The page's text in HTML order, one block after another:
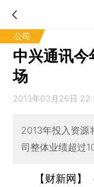
公司
中兴通讯
场
2013年03月26日
2013年投入资源
司整体业绩超过
【财新网】